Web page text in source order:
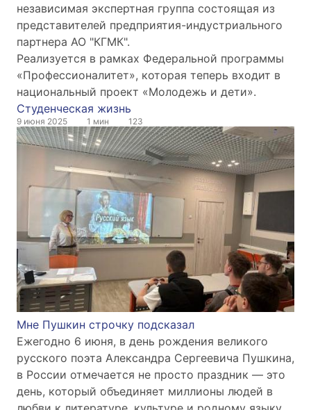
независимая экспертная группа состоящая из
представителей предприятия-индустриального
партнера АО "КГМК".
Реализуется в рамках Федеральной программы
«Профессионалитет», которая теперь входит в
национальный проект «Молодежь и дети».
Студенческая жизнь
9 июня 2025 1 мин 123
Мне Пушкин строчку подсказал
Ежегодно 6 июня, в день рождения великого
русского поэта Александра Сергеевича Пушкина,
в России отмечается не просто праздник — это
день, который объединяет миллионы людей в